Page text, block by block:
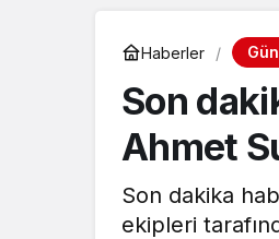
Haberler
Son
Ahmet
Son dakika
ekipleri